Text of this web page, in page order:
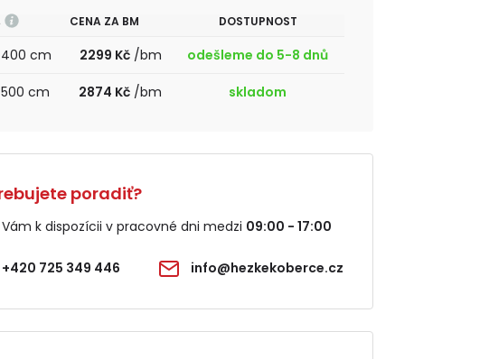
CENA ZA BM DOSTUPNOST
400 cm 2299 Kč/bm odešleme do 5-8 dnů
500 cm 2874 Kč /bm skladom
poradiť?
k dispozícii v pracovné dni medzi 09:00 - 17:00
+420 725 349 446 info@hezkekoberce.cz